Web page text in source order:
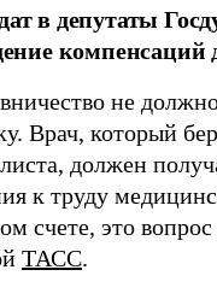
в депутаты
не
Врач, который
должен
к труду
счете, это
ТАСС.